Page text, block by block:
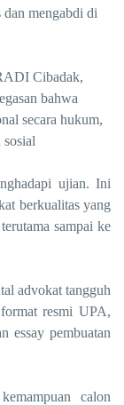
dan mengabdi di
Cibadak,
bahwa
secara hukum,
ujian. Ini
berkualitas yang
sampai ke
advokat tangguh
resmi UPA,
essay pembuatan
calon